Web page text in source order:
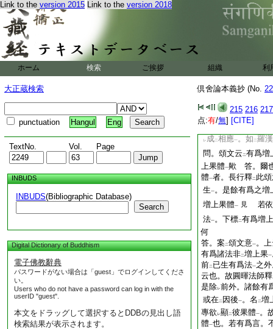
Link to the version 2015 Link to the version 2018
ホーム 検索 ご挨拶 組織 利
大正蔵検索
punctuation Hangul Eng
TextNo. Vol. Page
INBUDS
INBUDS(Bibliographic Database)
Search
Digital Dictionary of Buddhism
電子佛教辭典
パスワードがない場合は「guest」でログインしてくださ
い。
Users who do not have a password can log in with the
userID "guest".
本文をドラッグして選択するとDDBの見出し語
検索結果が表示されます。
倶舍論本義抄 (No.
215 216 217
点:有/無] [CITE]
此釋意。相
寶法師相應因。
等無間縁就二心心所 一
之。故取 等
後心。取
相應因士
用果 。更非 相違
云。准 二 此論文 。取
是相應因。是相應
不 同 倶有因 。然
レ 成二相應一。如 二羅
問。頌文云 二有爲増
上果體一歟 答。爾
體一者。長行釋二 此
生一。是餘有爲之増
増上果體一 見
若依
法一。下標二有爲増
何
答。案二頌文意一。
有爲諸法非二増上果一
前二 已生有爲法一之
云也。故圓暉法師釋
是除レ前外。諸餘有
或在二 因後一。名 二増
專欲 レ顯二彼果體一。
體一也。若有爲言。